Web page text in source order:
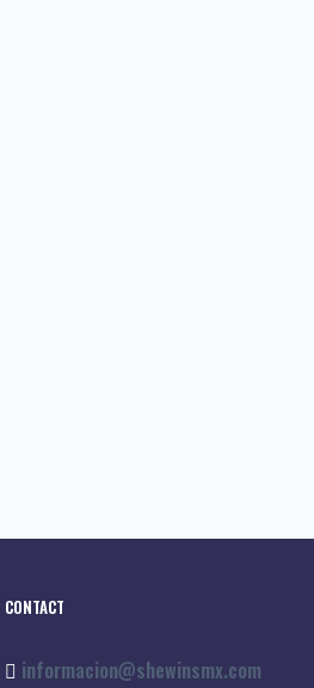
CONTACT
informacion@shewinsmx.com